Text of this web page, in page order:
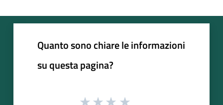
Quanto sono chiare le informazioni
su questa pagina?